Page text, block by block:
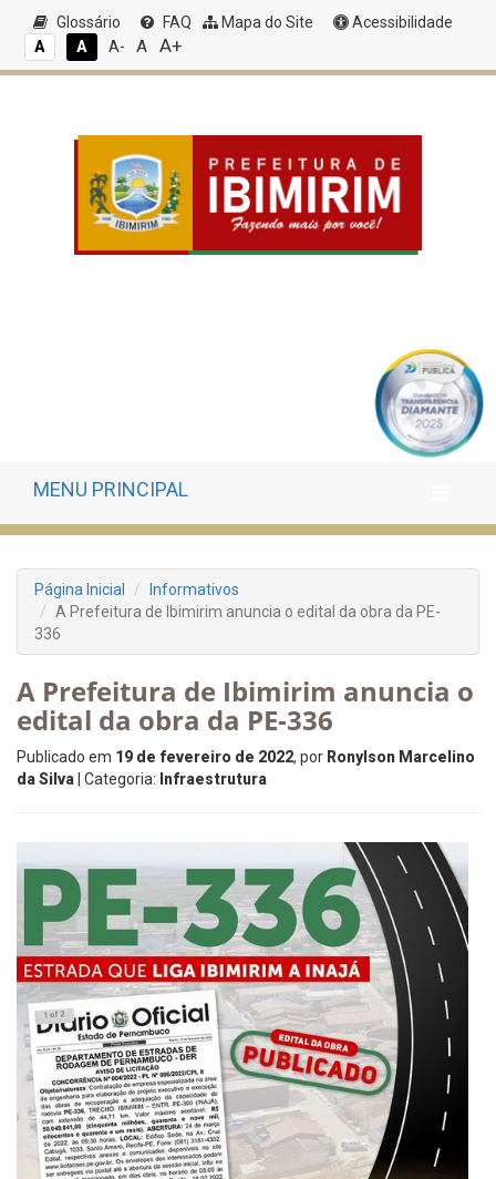
Glossário FAQ Mapa do Site
Acessibilidade
A
A A- A A+
MENU PRINCIPAL
Página Inicial
Informativos
A Prefeitura de Ibimirim anuncia o edital da obra da PE-
336
A Prefeitura de Ibimirim anuncia o
edital da obra da PE-336
Publicado em 19 de fevereiro de 2022, por Ronylson Marcelino
da Silva | Categoria: Infraestrutura